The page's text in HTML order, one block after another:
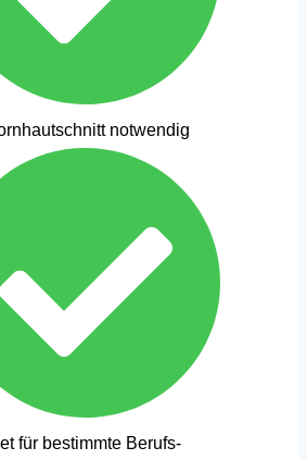
notwendig
für bestimmte Berufs-